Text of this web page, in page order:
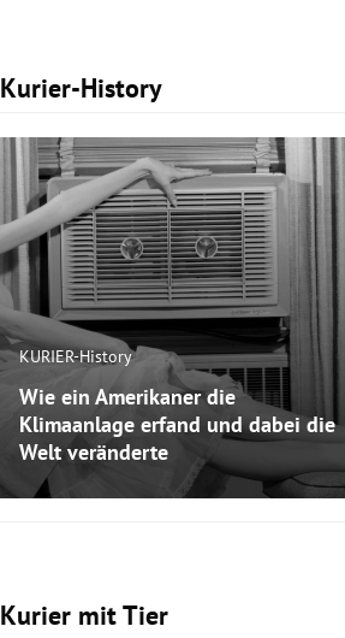
Kurier-History
Slide 1 von 3
KURIER-History
Wie ein Amerikaner die
Klimaanlage erfand und dabei die
Welt veränderte
Kurier mit Tier
Slide 1 von 3